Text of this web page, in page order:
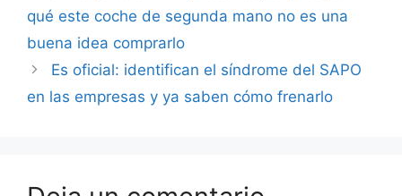
qué este coche de segunda mano no es una
buena idea comprarlo
Es oficial: identifican el síndrome del SAPO
en las empresas y ya saben cómo frenarlo